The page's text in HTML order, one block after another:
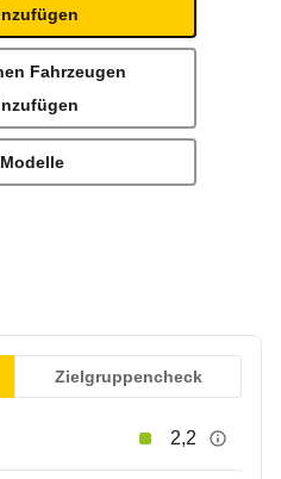
Fahrzeugen
Zielgruppencheck
2,2